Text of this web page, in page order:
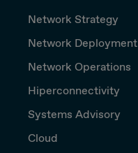
Network Strategy
Network Deployment
Network Operations
Hiperconnectivity
Systems Advisory
Cloud